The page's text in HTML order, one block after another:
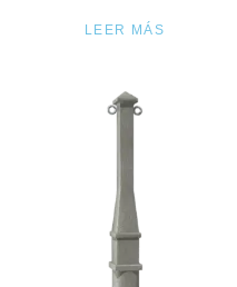
LEER MÁS